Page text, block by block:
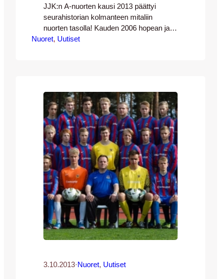
JJK:n A-nuorten kausi 2013 päättyi
seurahistorian kolmanteen mitaliin
nuorten tasolla! Kauden 2006 hopean ja
2012 kullan jatkeeksi Kettupaitojen
ja vei kullan – tällä kertaa osat vaihtuivat
ja JJK jäi TPS:sta lopulta kahden pisteen
päähän. Hopea on…
Nuoret, Uutiset
3.10.2013·Nuoret, Uutiset